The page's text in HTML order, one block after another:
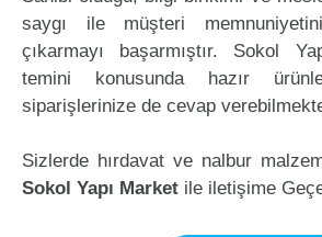
saygı ile müşteri
çıkarmayı başarmıştır. Sokol
temini konusunda hazır
siparişlerinize de cevap
Sizlerde hırdavat ve nalbur
Sokol Yapı Market ile iletişime